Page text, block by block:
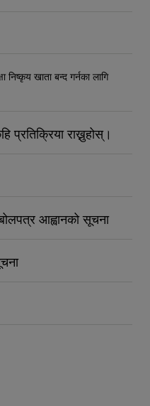
निष्कृय खाता बन्द गर्नका लागि
प्रतिक्रिया राख्नुहोस्।
आह्वानको सूचना